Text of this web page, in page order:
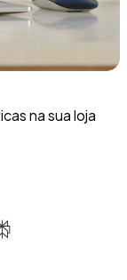
na sua loja